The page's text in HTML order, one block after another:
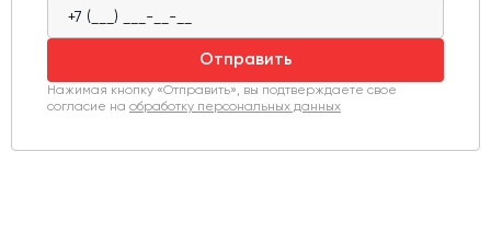
Отправить
Нажимая кнопку «Отправить», вы подтверждаете свое
согласие на обработку персональных данных